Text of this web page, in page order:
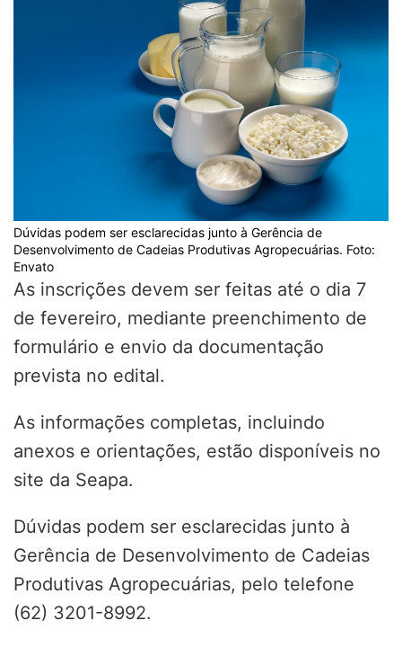
Dúvidas podem ser esclarecidas junto à Gerência de
Desenvolvimento de Cadeias Produtivas Agropecuárias. Foto:
Envato
As inscrições devem ser feitas até o dia 7
de fevereiro, mediante preenchimento de
formulário e envio da documentação
prevista no edital.
As informações completas, incluindo
anexos e orientações, estão disponíveis no
site da Seapa.
Dúvidas podem ser esclarecidas junto à
Gerência de Desenvolvimento de Cadeias
Produtivas Agropecuárias, pelo telefone
(62) 3201-8992.